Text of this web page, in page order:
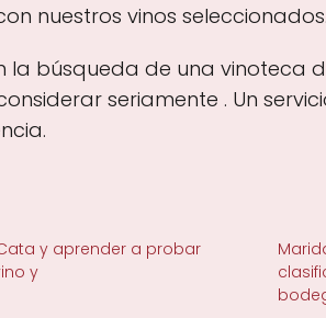
nuestros vinos seleccionados.
la búsqueda de una vinoteca
seriamente . Un
y aprender a probar
y